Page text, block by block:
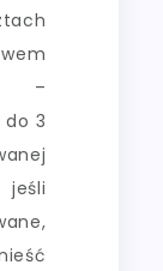
–
do 3
jeśli